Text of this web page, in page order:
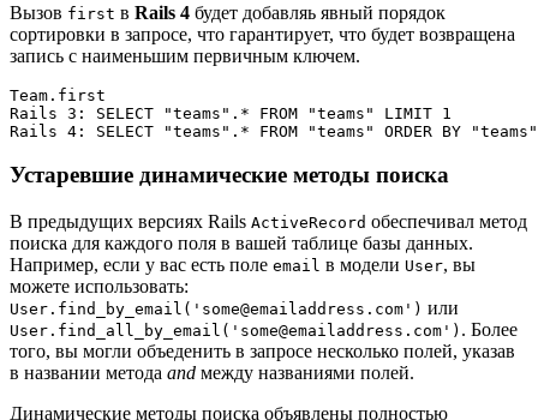
Вызов first в Rails 4 будет добавляь явный порядок
сортировки в запросе, что гарантирует, что будет возвращена
запись с наименьшим первичным ключем.
Team.first
Rails 3: SELECT "teams".* FROM "teams" LIMIT 1
Устаревшие динамические методы поиска
В предыдущих версиях Rails ActiveRecord обеспечивал метод
поиска для каждого поля в вашей таблице базы данных.
Например, если у вас есть поле email в модели User, вы
можете использовать:
User.find_by_email('some@emailaddress.com') или
User.find_all_by_email('some@emailaddress.com') . Более
того, вы могли объеденить в запросе несколько полей, указав
в названии метода and между названиями полей.
Динамические методы поиска объявлены полностью